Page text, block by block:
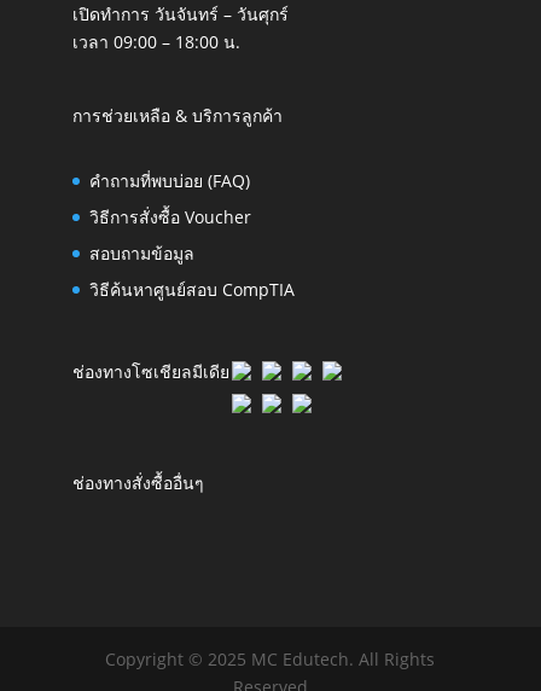
เปิดทำการ วันจันทร์ – วันศุกร์
เวลา 09:00 – 18:00 น.
การช่วยเหลือ & บริการลูกค้า
คำถามที่พบบ่อย (FAQ)
วิธีการสั่งซื้อ Voucher
สอบถามข้อมูล
วิธีค้นหาศูนย์สอบ CompTIA
ช่องทางโซเชียลมีเดีย
ช่องทางสั่งซื้ออื่นๆ
Copyright © 2025 MC Edutech. All Rights